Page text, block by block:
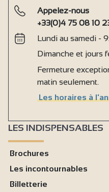
Appelez-nous
+33(0)4 75 08 10
Lundi au samedi -
Dimanche et jours
Fermeture
matin seulement.
Les horaires à
LES INDISPENSABLES
Brochures
Les incontournables
Billetterie